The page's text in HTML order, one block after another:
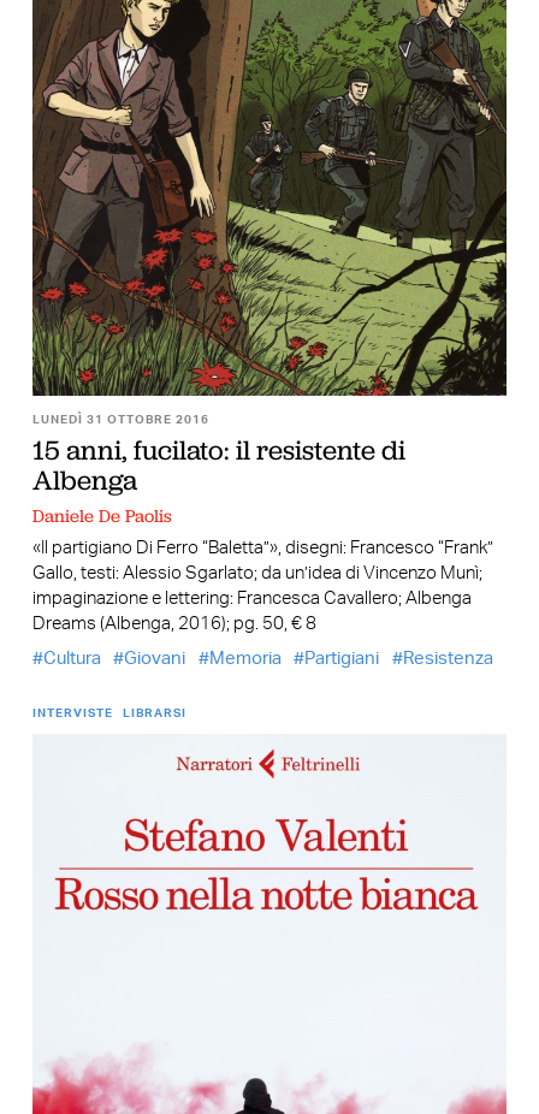
LUNEDÌ 31 OTTOBRE 2016
15 anni, fucilato: il resistente di
Albenga
Daniele De Paolis
«Il partigiano Di Ferro “Baletta”», disegni: Francesco “Frank”
Gallo, testi: Alessio Sgarlato; da un’idea di Vincenzo Munì;
impaginazione e lettering: Francesca Cavallero; Albenga
Dreams (Albenga, 2016); pg. 50, € 8
Cultura
Giovani Memoria Partigiani Resistenza
INTERVISTE LIBRARSI